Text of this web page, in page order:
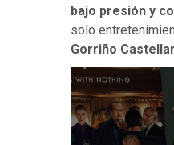
bajo presión y
solo
Gorriño Castellar